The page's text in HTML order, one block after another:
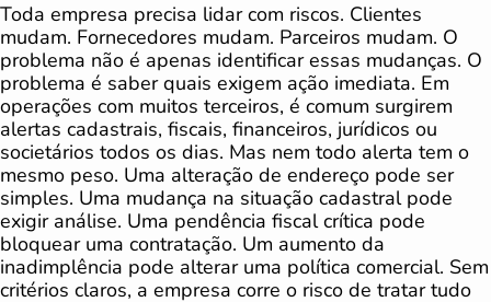
Toda empresa precisa lidar com riscos. Clientes
mudam. Fornecedores mudam. Parceiros mudam. O
problema não é apenas identificar essas mudanças. O
problema é saber quais exigem ação imediata. Em
operações com muitos terceiros, é comum surgirem
alertas cadastrais, fiscais, financeiros, jurídicos ou
societários todos os dias. Mas nem todo alerta tem o
mesmo peso. Uma alteração de endereço pode ser
simples. Uma mudança na situação cadastral pode
exigir análise. Uma pendência fiscal crítica pode
bloquear uma contratação. Um aumento da
inadimplência pode alterar uma política comercial. Sem
critérios claros, a empresa corre o risco de tratar tudo